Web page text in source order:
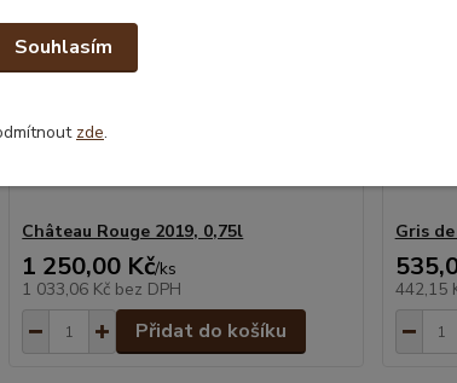
Château Rouge 2019, 0,75l
1 250,00 Kč/ks
1 033,06 Kč bez DPH
Přidat do košíku
Gris
442,15
Souhlasím
zde.